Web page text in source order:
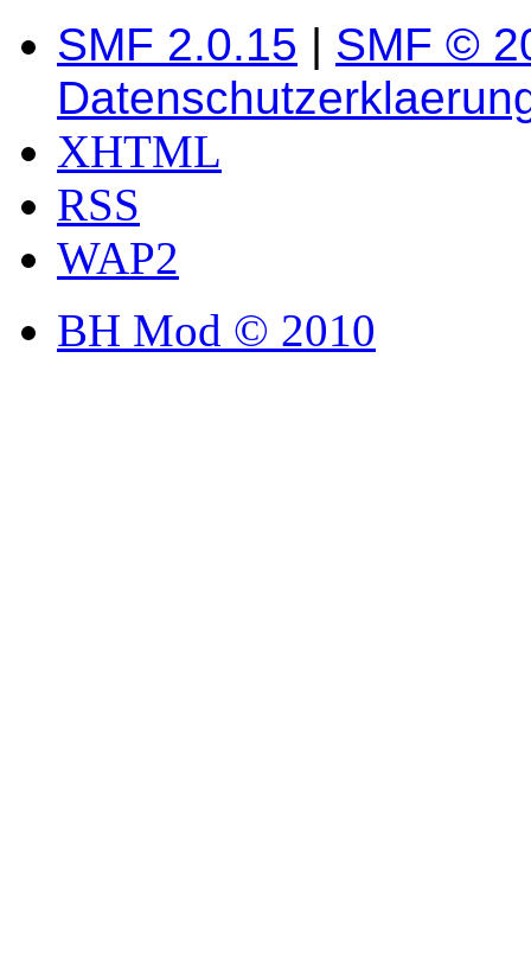
SMF 2.0.15 | SMF ©
XHTML
RSS
WAP2
BH Mod © 2010